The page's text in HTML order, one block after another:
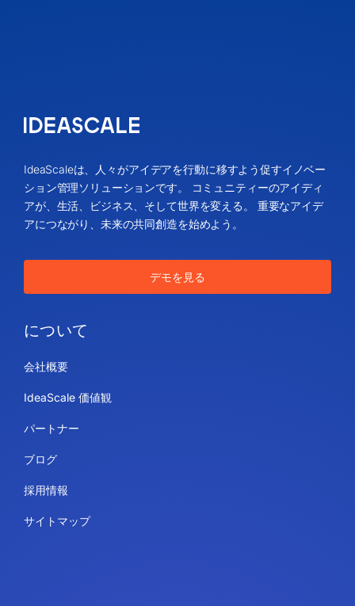
IdeaScaleは、人々がアイデアを行動に移すよう促すイノベー
ション管理ソリューションです。 コミュニティーのアイディ
アが、生活、ビジネス、そして世界を変える。 重要なアイデ
アにつながり、未来の共同創造を始めよう。
デモを見る
について
会社概要
IdeaScale 価値観
パートナー
ブログ
採用情報
サイトマップ